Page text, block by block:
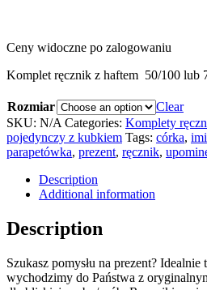
Ceny widoczne po zalogowaniu
Komplet ręcznik z haftem 50/100 lub
Rozmiar
Clear
SKU: N/A Categories: Komplety
pojedynczy z kubkiem Tags: córka,
parapetówka, prezent, ręcznik,
Description
Additional information
Description
Szukasz pomysłu na prezent? Idealnie
wychodzimy do Państwa z